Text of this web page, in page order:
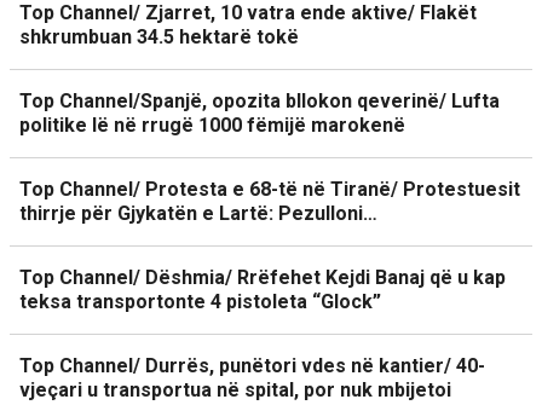
Top Channel/ Zjarret, 10 vatra ende aktive/ Flakët
shkrumbuan 34.5 hektarë tokë
Top Channel/Spanjë, opozita bllokon qeverinë/ Lufta
politike lë në rrugë 1000 fëmijë marokenë
Top Channel/ Protesta e 68-të në Tiranë/ Protestuesit
thirrje për Gjykatën e Lartë: Pezulloni…
Top Channel/ Dëshmia/ Rrëfehet Kejdi Banaj që u kap
teksa transportonte 4 pistoleta “Glock”
Top Channel/ Durrës, punëtori vdes në kantier/ 40-
vjeçari u transportua në spital, por nuk mbijetoi